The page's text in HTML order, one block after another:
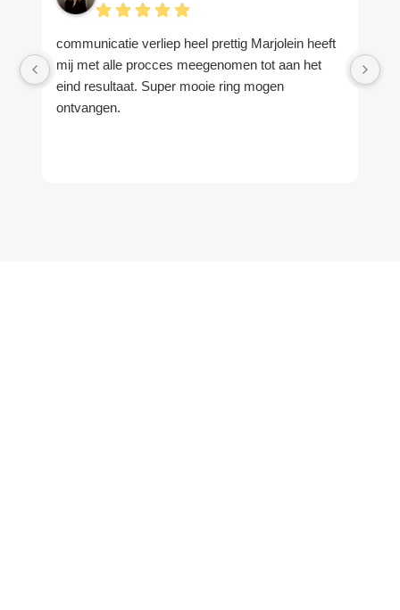
communicatie verliep heel prettig Marjolein heeft
mij met alle procces meegenomen tot aan het
eind resultaat. Super mooie ring mogen
ontvangen.